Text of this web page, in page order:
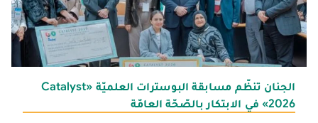
الجنان تنظّم مسابقة البوسترات العلميّة «Catalyst
2026» في الابتكار بالصّحّة العامّة